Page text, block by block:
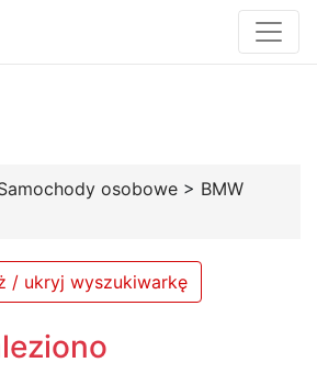
osobowe > BMW
/ ukryj wyszukiwarkę